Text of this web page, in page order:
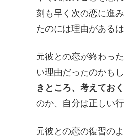
刻も早く次の恋に進
たのには理由がある
元彼との恋が終わっ
い理由だったのかも
きところ、考えてお
のか、自分は正しい
元彼との恋の復習の